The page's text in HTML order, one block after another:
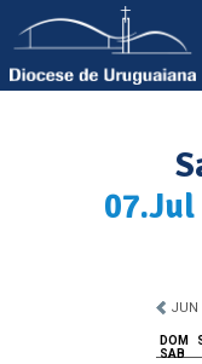
JUN
DOM
SAB